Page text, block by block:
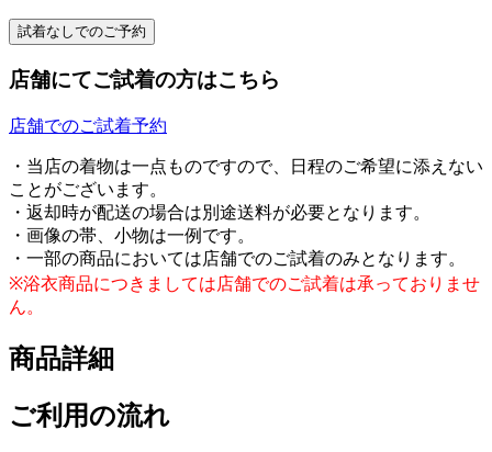
店舗にてご試着の方はこちら
店舗でのご試着予約
・当店の着物は一点ものですので、日程のご希望に添えない
ことがございます。
・返却時が配送の場合は別途送料が必要となります。
・画像の帯、小物は一例です。
・一部の商品においては店舗でのご試着のみとなります。
※浴衣商品につきましては店舗でのご試着は承っておりませ
ん。
商品詳細
ご利用の流れ